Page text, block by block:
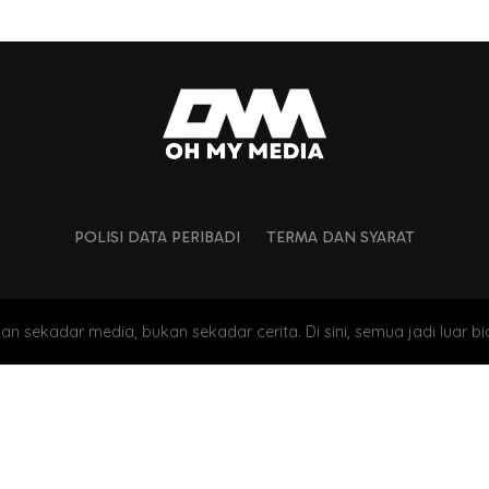
POLISI DATA PERIBADI TERMA DAN SYARAT
sekadar media, bukan sekadar cerita. Di sini, semua jadi luar